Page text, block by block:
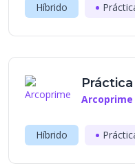
Híbrido
Arcoprime
Híbrido